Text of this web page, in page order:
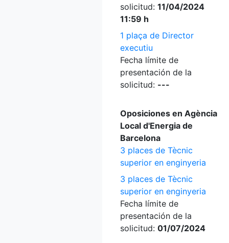
solicitud: 11/04/2024
11:59 h
1 plaça de Director
executiu
Fecha límite de
presentación de la
solicitud: ---
Oposiciones en Agència
Local d'Energia de
Barcelona
3 places de Tècnic
superior en enginyeria
3 places de Tècnic
superior en enginyeria
Fecha límite de
presentación de la
solicitud: 01/07/2024